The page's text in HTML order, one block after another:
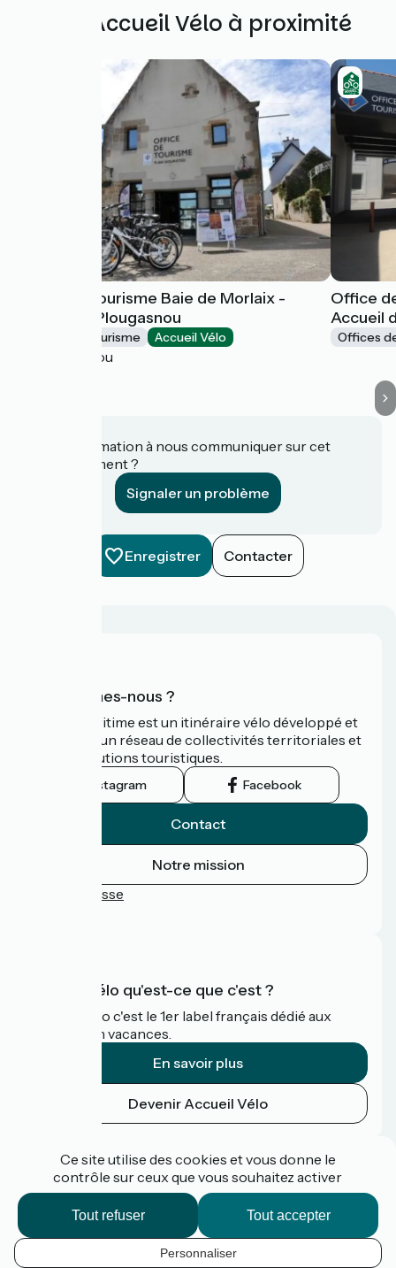
FR
Autres Accueil Vélo à proximité
Office de Tourisme Baie de Morlaix -
Accueil de Plougasnou
Offices de Tourisme Accueil Vélo
Plougasnou
Office
Accueil
Offices
Une information à nous communiquer sur cet
établissement ?
Signaler un problème
Enregistrer Contacter
Qui sommes-nous ?
La Vélomaritime est un itinéraire vélo développé et
promu par un réseau de collectivités territoriales et
leurs institutions touristiques.
Instagram Facebook
Contact
Notre mission
Espace Presse
Accueil Vélo qu'est-ce que c'est ?
Accueil Vélo c'est le 1er label français dédié aux
cyclistes en vacances.
En savoir plus
Devenir Accueil Vélo
Espace pro / presse
FAQ
Plan du site
Ce site utilise des cookies et vous donne le
contrôle sur ceux que vous souhaitez activer
Tout accepter
Tout refuser
Personnaliser